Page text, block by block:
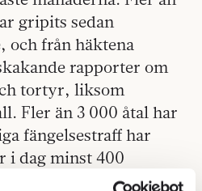
gripits sedan
och från häktena
rapporter om
tortyr, liksom
Fler än 3 000 åtal har
fängelsestraff har
i dag minst 400
sjukhus,